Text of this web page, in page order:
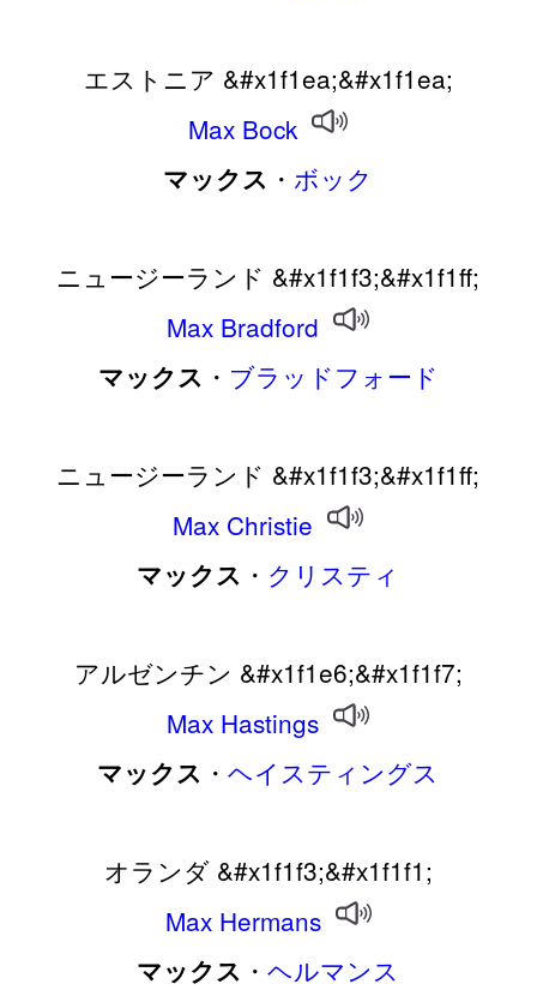
エストニア &#x1f1ea;&#x1f1ea;
Max Bock
マックス ・ ボック
ニュージーランド &#x1f1f3;&#x1f1ff;
Max Bradford
マックス ・ ブラッドフォード
ニュージーランド &#x1f1f3;&#x1f1ff;
Max Christie
マックス ・ クリスティ
アルゼンチン &#x1f1e6;&#x1f1f7;
Max Hastings
マックス ・ヘイスティングス
オランダ &#x1f1f3;&#x1f1f1;
Max Hermans
マックス ・ヘルマンス